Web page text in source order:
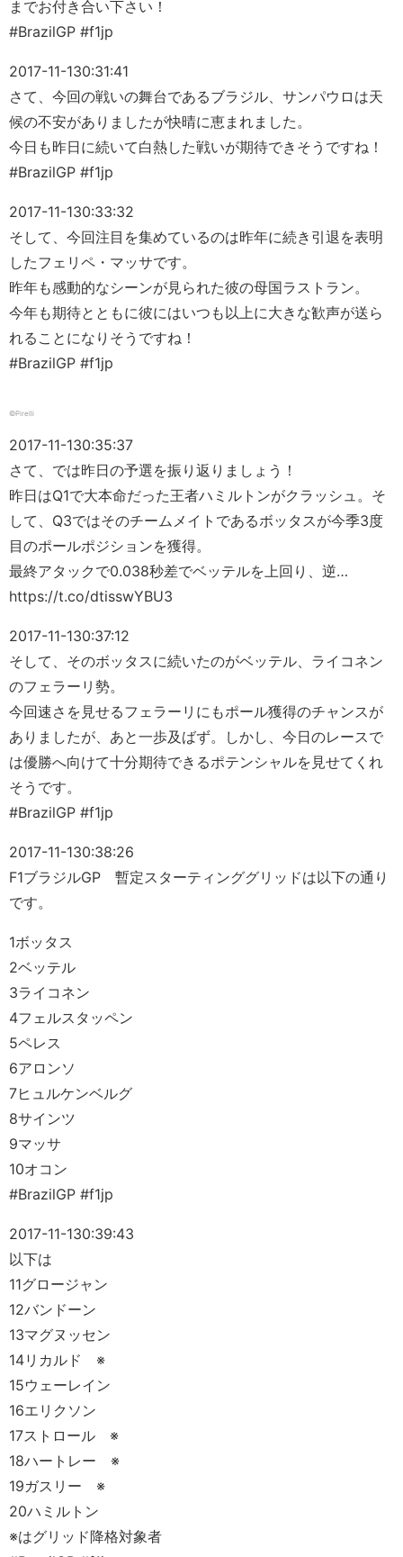
までお付き合い下さい！
#BrazilGP #f1jp
2017-11-130:31:41
さて、今回の戦いの舞台であるブラジル、サンパウロは天
候の不安がありましたが快晴に恵まれました。
今日も昨日に続いて白熱した戦いが期待できそうですね！
#BrazilGP #f1jp
2017-11-130:33:32
そして、今回注目を集めているのは昨年に続き引退を表明
したフェリペ・マッサです。
昨年も感動的なシーンが見られた彼の母国ラストラン。
今年も期待とともに彼にはいつも以上に大きな歓声が送ら
れることになりそうですね！
#BrazilGP #f1jp
©Pirelli
2017-11-130:35:37
さて、では昨日の予選を振り返りましょう！
昨日はQ1で大本命だった王者ハミルトンがクラッシュ。そ
して、Q3ではそのチームメイトであるボッタスが今季3度
目のポールポジションを獲得。
最終アタックで0.038秒差でベッテルを上回り、逆…
https://t.co/dtisswYBU3
2017-11-130:37:12
そして、そのボッタスに続いたのがベッテル、ライコネン
のフェラーリ勢。
今回速さを見せるフェラーリにもポール獲得のチャンスが
ありましたが、あと一歩及ばず。しかし、今日のレースで
は優勝へ向けて十分期待できるポテンシャルを見せてくれ
そうです。
#BrazilGP #f1jp
2017-11-130:38:26
F1ブラジルGP 暫定スターティンググリッドは以下の通り
です。
1ボッタス
2ベッテル
3ライコネン
4フェルスタッペン
5ペレス
6アロンソ
7ヒュルケンベルグ
8サインツ
9マッサ
10オコン
#BrazilGP #f1jp
2017-11-130:39:43
以下は
11グロージャン
12バンドーン
13マグヌッセン
14リカルド ※
15ウェーレイン
16エリクソン
17ストロール ※
18ハートレー ※
19ガスリー ※
20ハミルトン
※はグリッド降格対象者